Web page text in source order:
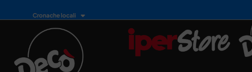
Cronache locali